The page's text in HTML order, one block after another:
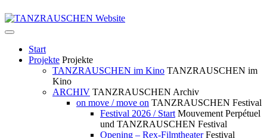
Start
Projekte Projekte
TANZRAUSCHEN im Kino TANZRAUSCHEN im
Kino
ARCHIV TANZRAUSCHEN Archiv
on move / move on TANZRAUSCHEN Festival
Festival 2026 / Start Mouvement Perpétuel
und TANZRAUSCHEN Festival
Opening – Rex-Filmtheater Festival